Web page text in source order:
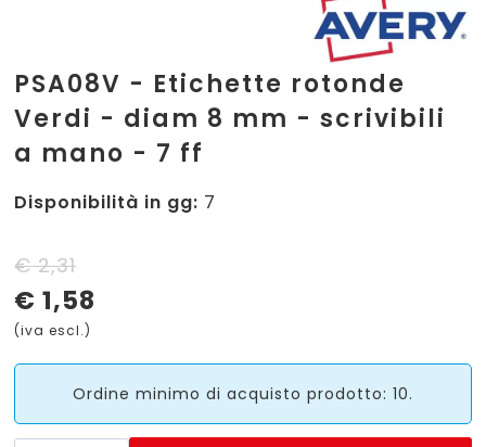
PSA08V - Etichette rotonde
Verdi - diam 8 mm - scrivibili
a mano - 7 ff
Disponibilità in gg: 7
€2,31
Il
prezzo
originale
€ 2,31.
€ 1,58
Il
prezzo
attuale
€ 1,58.
(iva escl.)
Ordine minimo di acquisto prodotto: 10.